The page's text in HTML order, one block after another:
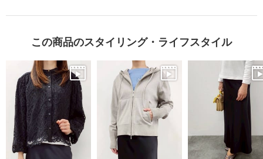
この商品のスタイリング・ライフスタイル